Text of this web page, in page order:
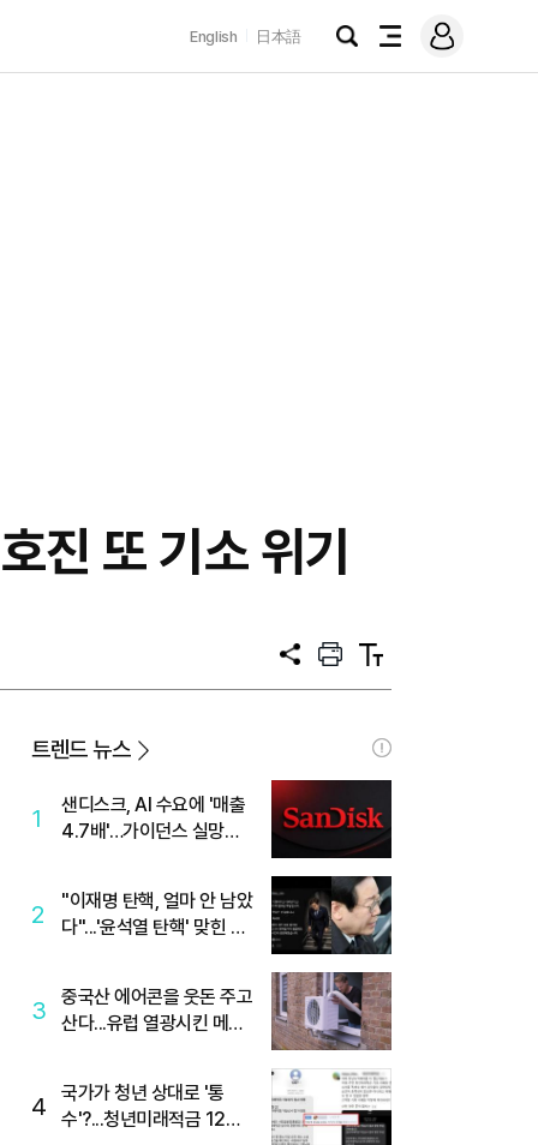
English 日本語
검
전
메
그
진 또 기소 위기
공
프
트
텍
트
트렌드 뉴스
1
샌디스크, AI 수요에 '매출
4.7배'…가이던스 실망에
2
"이재명 탄핵, 얼마 안 남았
다"...'윤석열 탄핵' 맞힌 무
3
중국산 에어콘을 웃돈 주고
산다...유럽 열광시킨 메이
4
국가가 청년 상대로 '통
수'?...청년미래적금 12%